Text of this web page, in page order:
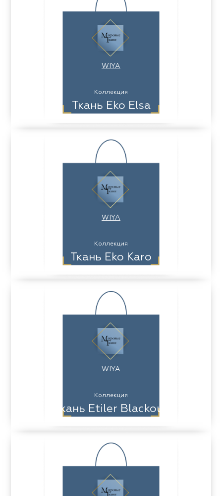
WIYA
Коллекция
Ткань Eko Elsa
WIYA
Коллекция
Ткань Eko Karo
WIYA
Коллекция
Ткань Etiler Blackout